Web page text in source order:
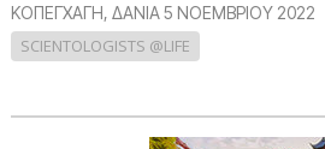
ΚΟΠΕΓΧΆΓΗ, ΔΑΝΊΑ5 ΝΟΕΜΒΡΙΟΥ 2022
SCIENTOLOGISTS @LIFE